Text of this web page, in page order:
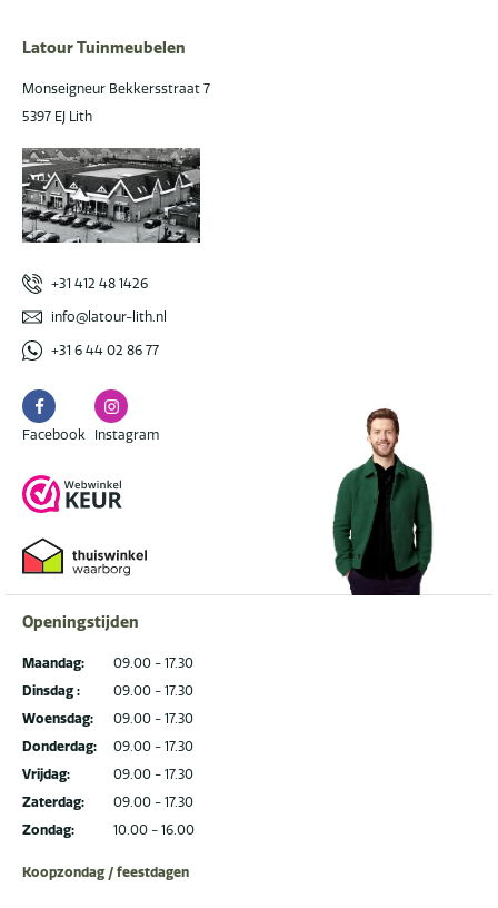
Latour Tuinmeubelen
Monseigneur Bekkersstraat 7
5397 EJ Lith
+31 412 48 1426
info@latour-lith.nl
+31 6 44 02 86 77
Facebook
Facebook
Instagram
Instagram
Openingstijden
Maandag:
Dinsdag :
Woensdag:
Donderdag:
Vrijdag:
Zaterdag:
Zondag:
09.00 - 17.30
09.00 - 17.30
09.00 - 17.30
09.00 - 17.30
09.00 - 17.30
09.00 - 17.30
10.00 - 16.00
Koopzondag / feestdagen